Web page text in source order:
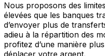
Nous proposons des
élevées que les banques
d’envoyer plus de
adieu à la répartition des
profitez d’une manière